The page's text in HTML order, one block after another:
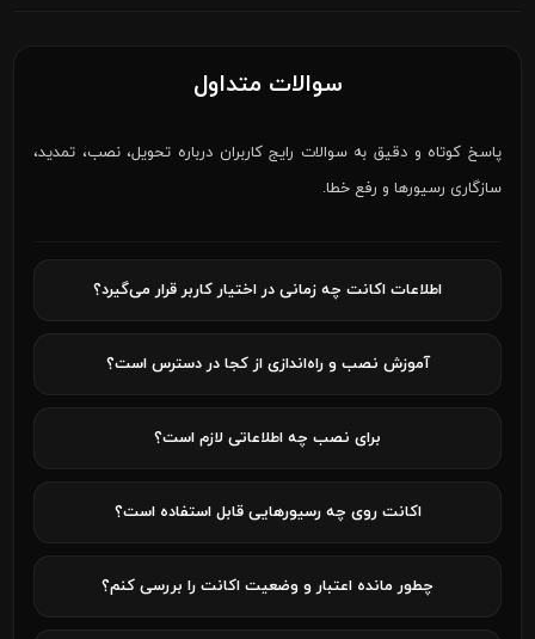
سوالات متداول
پاسخ کوتاه و دقیق به سوالات رایج کاربران درباره تحویل، نصب، تمدید،
سازگاری رسیورها و رفع خطا.
اطلاعات اکانت چه زمانی در اختیار کاربر قرار می‌گیرد؟
آموزش نصب و راه‌اندازی از کجا در دسترس است؟
برای نصب چه اطلاعاتی لازم است؟
اکانت روی چه رسیورهایی قابل استفاده است؟
چطور مانده اعتبار و وضعیت اکانت را بررسی کنم؟